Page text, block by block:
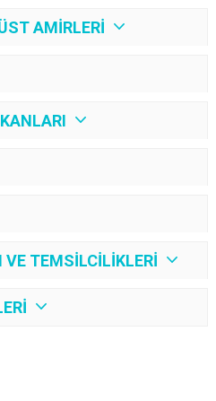
AMİRLERİ
VE TEMSİLCİLİKLERİ